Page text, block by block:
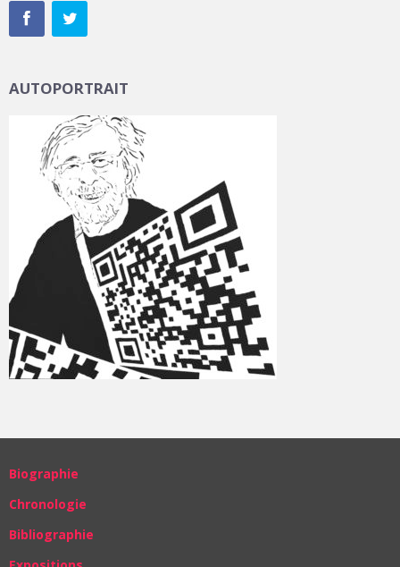
AUTOPORTRAIT
Biographie
Chronologie
Bibliographie